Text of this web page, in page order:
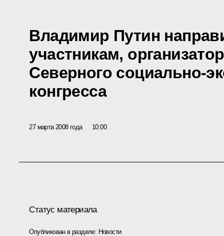
Владимир Путин
участникам,
Северного социально-
конгресса
27 марта 2008 года 10:00
Статус материала
Опубликован в разделе: Новости